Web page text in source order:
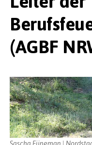
(AGBF
Sascha Fijneman |